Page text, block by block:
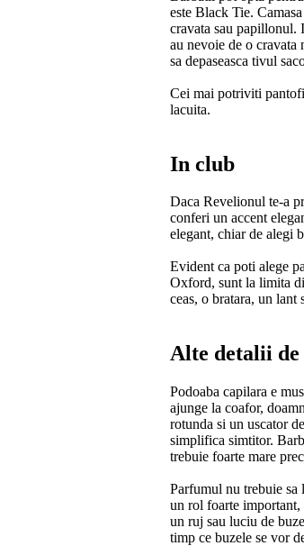
este Black Tie.
cravata sau papillonul.
au nevoie de o cravata
sa depaseasca tivul
Cei mai potriviti
lacuita.
In club
Daca Revelionul te-a
conferi un accent
elegant, chiar de alegi
Evident ca poti alege
Oxford, sunt la limita
ceas, o bratara, un lant
Alte detalii de
Podoaba capilara e
ajunge la coafor,
rotunda si un uscator
simplifica simtitor.
trebuie foarte mare
Parfumul nu trebuie sa
un rol foarte important,
un ruj sau luciu de
timp ce buzele se vor